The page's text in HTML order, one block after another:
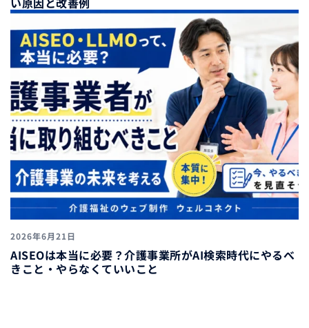
2026年6月21日
AISEOは本当に必要？介護事業所がAI検索時代にやるべ
きこと・やらなくていいこと